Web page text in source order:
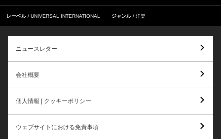
レーベル UNIVERSAL INTERNATIONAL ジャンル 洋楽
ニュースレター
会社概要
個人情報 | クッキーポリシー
ウェブサイトにおける免責事項